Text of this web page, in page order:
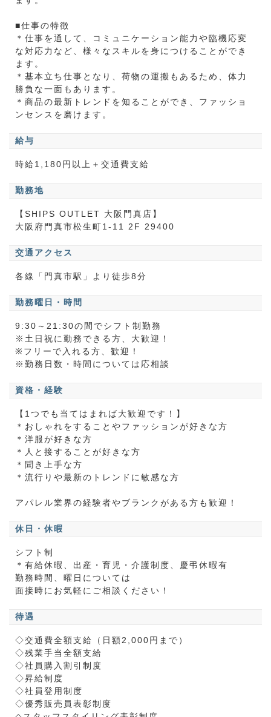
■仕事の特徴
＊仕事を通して、コミュニケーション能力や臨機応変
な対応力など、様々なスキルを身につけることができ
ます。
＊基本立ち仕事となり、荷物の運搬もあるため、体力
勝負な一面もあります。
＊商品の最新トレンドを知ることができ、ファッショ
ンセンスを磨けます。
給与
時給1,180円以上＋交通費支給
勤務地
【SHIPS OUTLET 大阪門真店】
大阪府門真市松生町1-11 2F 29400
交通アクセス
各線「門真市駅」より徒歩8分
勤務曜日・時間
9:30～21:30の間でシフト制勤務
※土日祝に勤務できる方、大歓迎！
※フリーで入れる方、歓迎！
※勤務日数・時間については応相談
資格・経験
【1つでも当てはまれば大歓迎です！】
＊おしゃれをすることやファッションが好きな方
＊洋服が好きな方
＊人と接することが好きな方
＊聞き上手な方
＊流行りや最新のトレンドに敏感な方
アパレル業界の経験者やブランクがある方も歓迎！
休日・休暇
シフト制
＊有給休暇、出産・育児・介護制度、慶弔休暇有
勤務時間、曜日については
面接時にお気軽にご相談ください！
待遇
◇交通費全額支給（日額2,000円まで）
◇残業手当全額支給
◇社員購入割引制度
◇昇給制度
◇社員登用制度
◇優秀販売員表彰制度